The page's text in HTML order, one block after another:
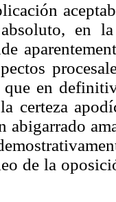
absoluto, en
en
certeza
abigarrado
de la